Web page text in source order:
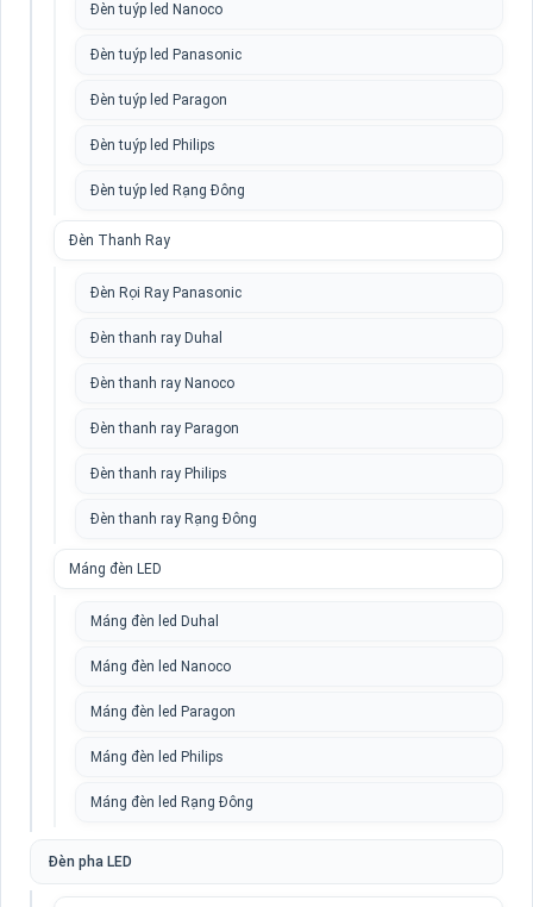
Đèn tuýp led Nanoco
Đèn tuýp led Panasonic
Đèn tuýp led Paragon
Đèn tuýp led Philips
Đèn tuýp led Rạng Đông
Đèn Thanh Ray
Đèn Rọi Ray Panasonic
Đèn thanh ray Duhal
Đèn thanh ray Nanoco
Đèn thanh ray Paragon
Đèn thanh ray Philips
Đèn thanh ray Rạng Đông
Máng đèn LED
Máng đèn led Duhal
Máng đèn led Nanoco
Máng đèn led Paragon
Máng đèn led Philips
Máng đèn led Rạng Đông
Đèn pha LED